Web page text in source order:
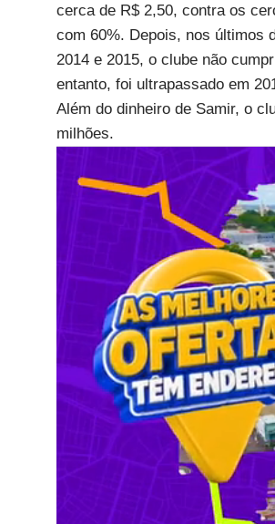
cerca de R$ 2,50, contra os
com 60%. Depois, nos últimos
2014 e 2015, o clube não
entanto, foi ultrapassado em
Além do dinheiro de Samir, o
milhões.